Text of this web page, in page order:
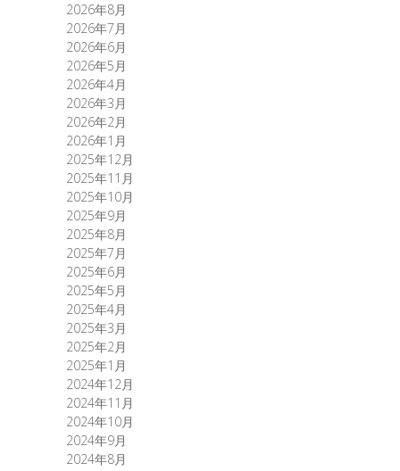
2026年8月
2026年7月
2026年6月
2026年5月
2026年4月
2026年3月
2026年2月
2026年1月
2025年12月
2025年11月
2025年10月
2025年9月
2025年8月
2025年7月
2025年6月
2025年5月
2025年4月
2025年3月
2025年2月
2025年1月
2024年12月
2024年11月
2024年10月
2024年9月
2024年8月